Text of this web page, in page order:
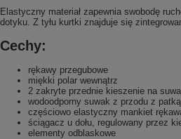
Elastyczny materiał zapewnia swobodę
dotyku. Z tyłu kurtki znajduje się
Cechy:
rękawy przegubowe
miękki polar wewnątrz
2 zakryte przednie kieszenie na
wodoodporny suwak z przodu z patką
częściowo elastyczny mankiet
ściągacz u dołu, regulowany przez
elementy odblaskowe